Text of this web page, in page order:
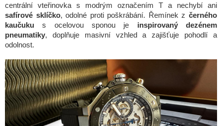
centrální vteřinovka s modrým označením T a nechybí ani
safírové sklíčko, odolné proti poškrábání. Řemínek zčerného
kaučuku s ocelovou sponou je inspirovaný dezénem
pneumatiky, doplňuje masivní vzhled a zajišťuje pohodlí a
odolnost.